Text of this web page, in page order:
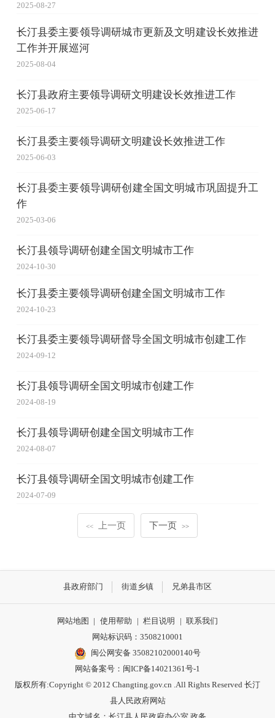
2025-08-27
长汀县委主要领导调研城市更新及文明建设长效推进
工作并开展巡河
2025-08-04
长汀县政府主要领导调研文明建设长效推进工作
2025-06-17
长汀县委主要领导调研文明建设长效推进工作
2025-06-03
长汀县委主要领导调研创建全国文明城市巩固提升工
作
2025-03-06
长汀县领导调研创建全国文明城市工作
2024-10-30
长汀县委主要领导调研创建全国文明城市工作
2024-10-23
长汀县委主要领导调研督导全国文明城市创建工作
2024-09-12
长汀县领导调研全国文明城市创建工作
2024-08-19
长汀县领导调研创建全国文明城市工作
2024-08-07
长汀县领导调研全国文明城市创建工作
2024-07-09
<< 上一页 下一页 >>
县政府部门 街道乡镇 兄弟县市区
网站地图 | 使用帮助 | 栏目说明 | 联系我们
网站标识码：3508210001
闽公网安备 35082102000140号
网站备案号： 闽ICP备14021361号-1
版权所有:Copyright © 2012 Changting.gov.cn .All Rights Reserved 长汀
县人民政府网站